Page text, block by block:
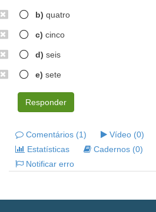
b) quatro
c) cinco
d) seis
e) sete
Responder
Comentários (1) Vídeo (0)
Estatísticas
Cadernos (0)
Notificar erro